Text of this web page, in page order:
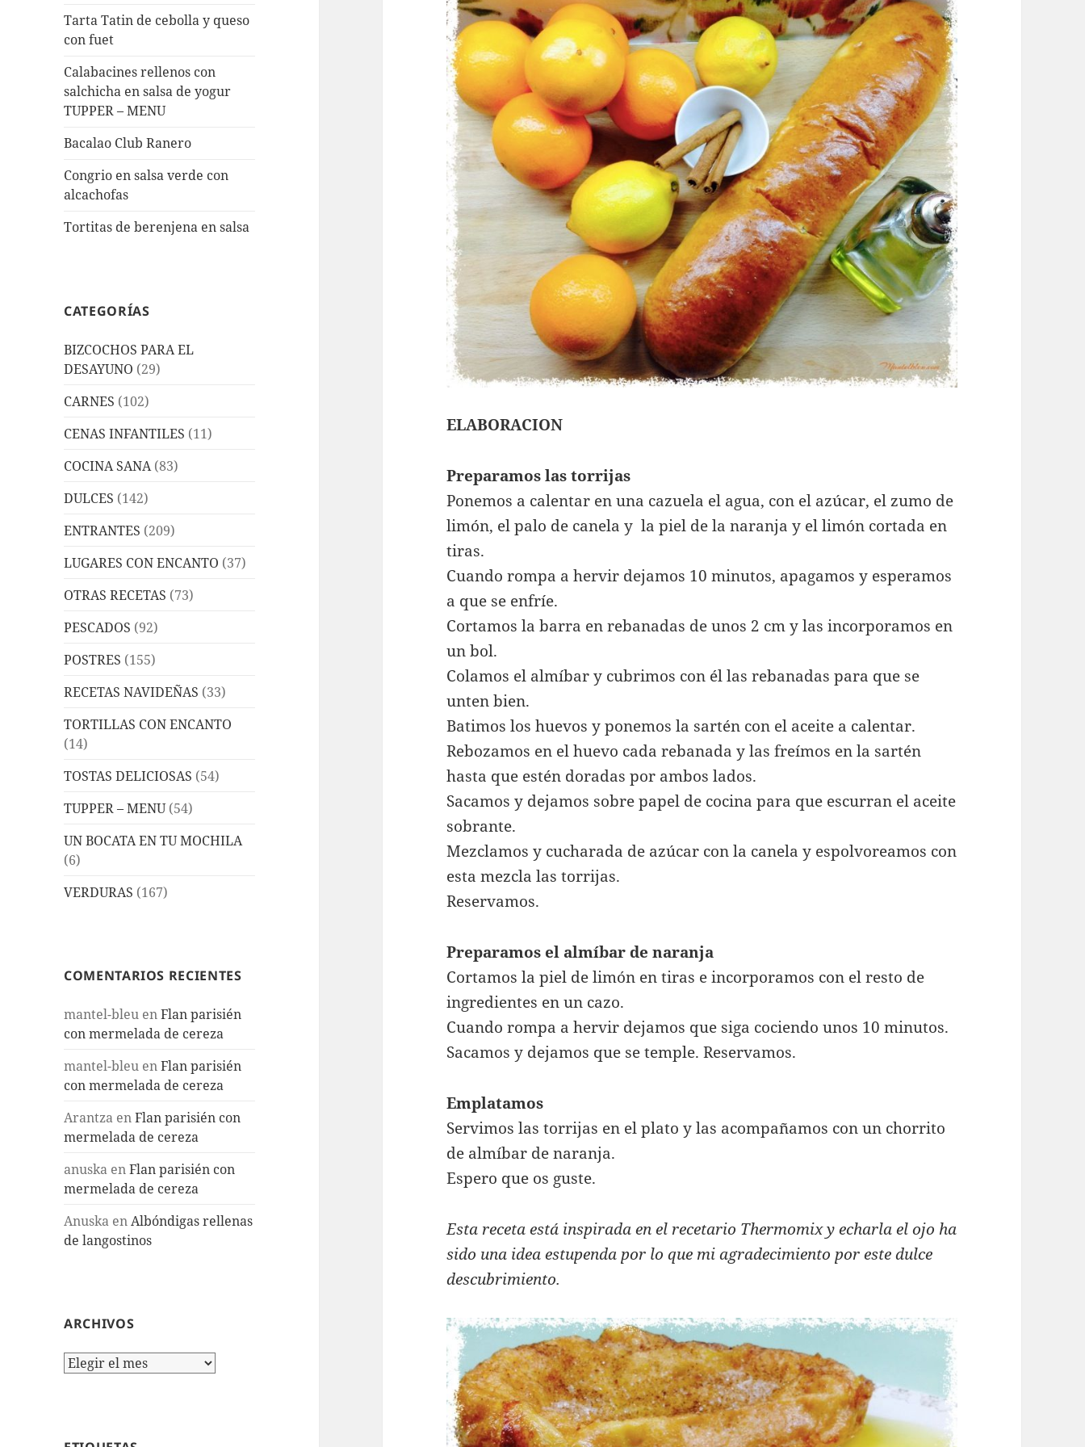
Tarta Tatin de cebolla y queso
con fuet
Calabacines rellenos con
salchicha en salsa de yogur
TUPPER – MENU
Bacalao Club Ranero
Congrio en salsa verde con
alcachofas
Tortitas de berenjena en salsa
CATEGORÍAS
BIZCOCHOS PARA EL
DESAYUNO (29)
CARNES (102)
CENAS INFANTILES (11)
COCINA SANA(83)
DULCES (142)
ENTRANTES (209)
LUGARES CON ENCANTO (37)
OTRAS RECETAS (73)
PESCADOS (92)
POSTRES (155)
RECETAS NAVIDEÑAS (33)
TORTILLAS CON ENCANTO
(14)
TOSTAS DELICIOSAS (54)
TUPPER – MENU(54)
UN BOCATA EN TU MOCHILA
(6)
VERDURAS (167)
COMENTARIOS RECIENTES
mantel-bleu enFlan parisién
con mermelada de cereza
mantel-bleu enFlan parisién
con mermelada de cereza
Arantza enFlan parisién con
mermelada de cereza
anuska enFlan parisién con
mermelada de cereza
Anuska enAlbóndigas rellenas
de langostinos
ARCHIVOS
Archivos
ELABORACION
Preparamos las torrijas
Ponemos a calentar en una cazuela el agua, con el azúcar, el zumo de
limón, el palo de canela y la piel de la naranja y el limón cortada en
tiras.
Cuando rompa a hervir dejamos 10 minutos, apagamos y esperamos
a que se enfríe.
Cortamos la barra en rebanadas de unos 2 cm y las incorporamos en
un bol.
Colamos el almíbar y cubrimos con él las rebanadas para que se
unten bien.
Batimos los huevos y ponemos la sartén con el aceite a calentar.
Rebozamos en el huevo cada rebanada y las freímos en la sartén
hasta que estén doradas por ambos lados.
Sacamos y dejamos sobre papel de cocina para que escurran el aceite
sobrante.
Mezclamos y cucharada de azúcar con la canela y espolvoreamos con
esta mezcla las torrijas.
Reservamos.
Preparamos el almíbar de naranja
Cortamos la piel de limón en tiras e incorporamos con el resto de
ingredientes en un cazo.
Cuando rompa a hervir dejamos que siga cociendo unos 10 minutos.
Sacamos y dejamos que se temple. Reservamos.
Emplatamos
Servimos las torrijas en el plato y las acompañamos con un chorrito
de almíbar de naranja.
Espero que os guste.
Esta receta está inspirada en el recetario Thermomix y echarla el ojo ha
sido una idea estupenda por lo que mi agradecimiento por este dulce
descubrimiento.